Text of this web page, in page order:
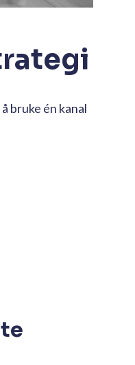
bruke én kanal